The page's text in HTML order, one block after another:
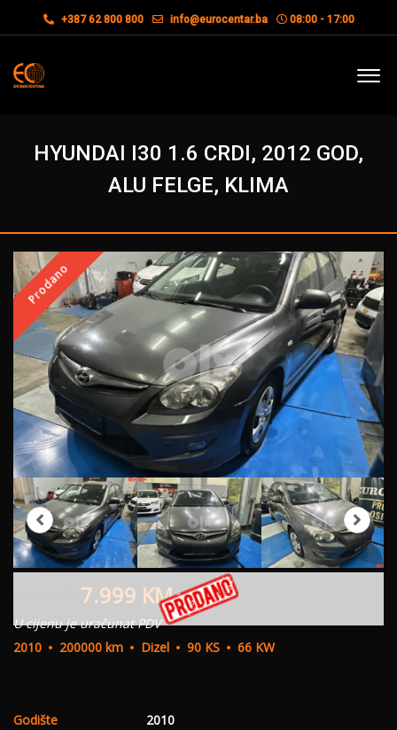
+387 62 800 800 info@eurocentar.ba 08:00 - 17:00
HYUNDAI I30 1.6 CRDI, 2012 GOD,
ALU FELGE, KLIMA
Prodano
7.999 KM
U cijenu je uračunat PDV
2010
200000 km Dizel 90 KS 66 KW
Godište
2010